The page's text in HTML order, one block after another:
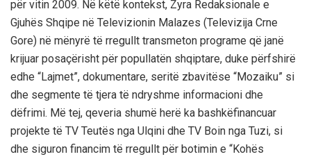
për vitin 2009. Në këtë kontekst, Zyra Redaksionale e
Gjuhës Shqipe në Televizionin Malazes (Televizija Crne
Gore) në mënyrë të rregullt transmeton programe që janë
krijuar posaçërisht për popullatën shqiptare, duke përfshirë
edhe “Lajmet”, dokumentare, seritë zbavitëse “Mozaiku” si
dhe segmente të tjera të ndryshme informacioni dhe
dëfrimi. Më tej, qeveria shumë herë ka bashkëfinancuar
projekte të TV Teutës nga Ulqini dhe TV Boin nga Tuzi, si
dhe siguron financim të rregullt për botimin e “Kohës